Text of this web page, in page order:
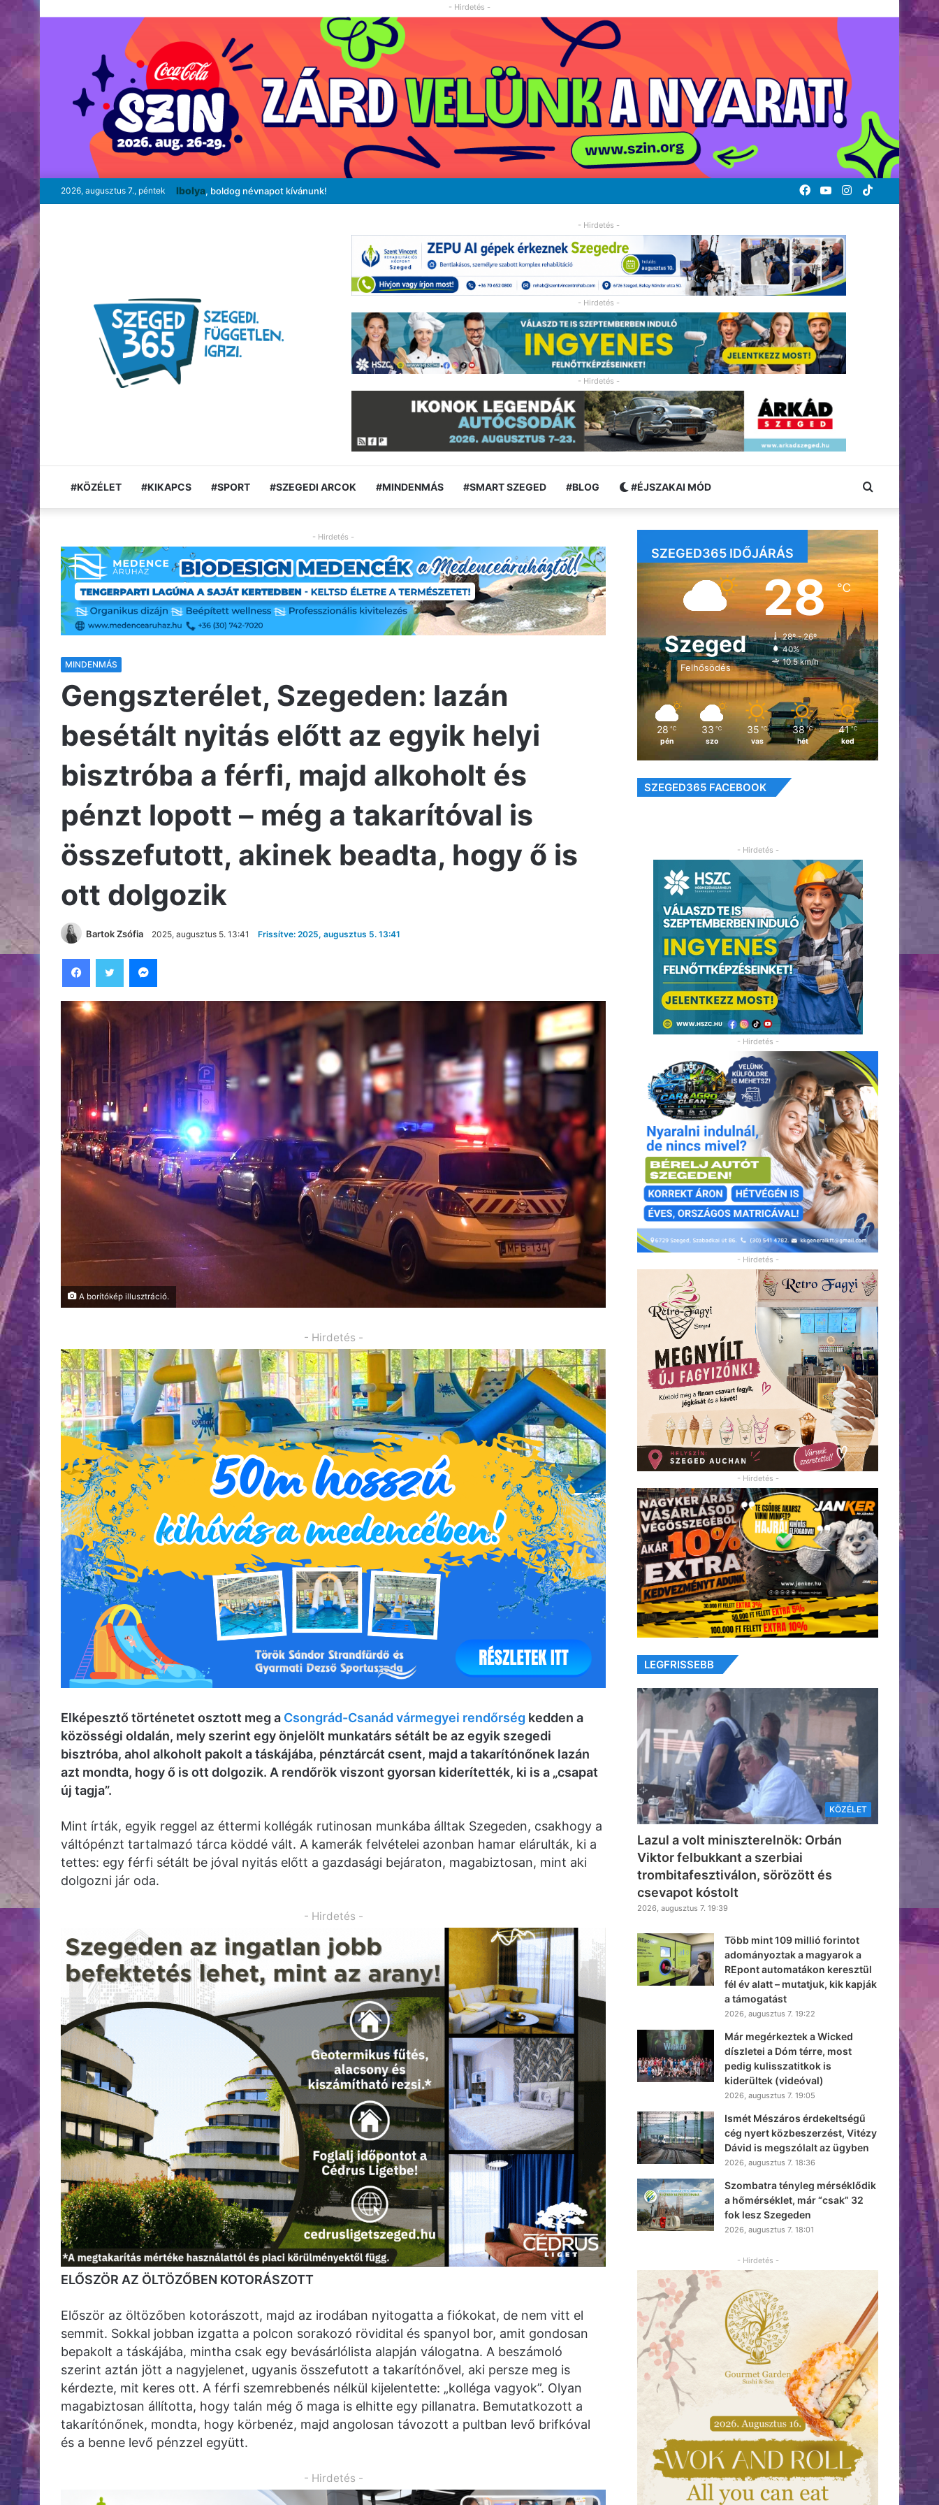
- Hirdetés -
2026, augusztus 7., péntek Ibolya, boldog névnapot kívánunk! TikTok
Instagram
YouTube
Facebook
- Hirdetés -
- Hirdetés -
- Hirdetés -
#KÖZÉLET #KIKAPCS #SPORT #SZEGEDI ARCOK #MINDENMÁS #SMART SZEGED #BLOG #ÉJSZAKAI MÓD Keresés:
- Hirdetés -
MINDENMÁS
Gengszterélet, Szegeden: lazán
besétált nyitás előtt az egyik helyi
bisztróba a férfi, majd alkoholt és
pénzt lopott – még a takarítóval is
összefutott, akinek beadta, hogy ő is
ott dolgozik
Bartok Zsófia 2025, augusztus 5. 13:41 Frissítve: 2025, augusztus 5. 13:41
A borítókép illusztráció.
- Hirdetés -
Elképesztő történetet osztott meg a Csongrád-Csanád vármegyei rendőrség kedden a
közösségi oldalán, mely szerint egy önjelölt munkatárs sétált be az egyik szegedi
bisztróba, ahol alkoholt pakolt a táskájába, pénztárcát csent, majd a takarítónőnek lazán
azt mondta, hogy ő is ott dolgozik. A rendőrök viszont gyorsan kiderítették, ki is a „csapat
új tagja”.
Mint írták, egyik reggel az éttermi kollégák rutinosan munkába álltak Szegeden, csakhogy a
váltópénzt tartalmazó tárca köddé vált. A kamerák felvételei azonban hamar elárulták, ki a
tettes: egy férfi sétált be jóval nyitás előtt a gazdasági bejáraton, magabiztosan, mint aki
dolgozni jár oda.
- Hirdetés -
ELŐSZÖR AZ ÖLTÖZŐBEN KOTORÁSZOTT
Először az öltözőben kotorászott, majd az irodában nyitogatta a fiókokat, de nem vitt el
semmit. Sokkal jobban izgatta a polcon sorakozó rövidital és spanyol bor, amit gondosan
bepakolt a táskájába, mintha csak egy bevásárlólista alapján válogatna. A beszámoló
szerint aztán jött a nagyjelenet, ugyanis összefutott a takarítónővel, aki persze meg is
kérdezte, mit keres ott. A férfi szemrebbenés nélkül kijelentette: „kolléga vagyok”. Olyan
magabiztosan állította, hogy talán még ő maga is elhitte egy pillanatra. Bemutatkozott a
takarítónőnek, mondta, hogy körbenéz, majd angolosan távozott a pultban levő brifkóval
és a benne levő pénzzel együtt.
- Hirdetés -
SZEGED365 IDŐJÁRÁS
Szeged
Felhősödés
28℃
28º - 26º
40%
10.5 km/h
28 ℃
pén
33 ℃
szo
35 ℃
vas
38 ℃
hét
41 ℃
ked
SZEGED365 FACEBOOK
- Hirdetés -
- Hirdetés -
- Hirdetés -
- Hirdetés -
LEGFRISSEBB
KÖZÉLET
Lazul a volt miniszterelnök: Orbán
Viktor felbukkant a szerbiai
trombitafesztiválon, sörözött és
csevapot kóstolt
2026, augusztus 7. 19:39
Több mint 109 millió forintot
adományoztak a magyarok a
REpont automatákon keresztül
fél év alatt – mutatjuk, kik kapják
a támogatást
2026, augusztus 7. 19:22
Már megérkeztek a Wicked
díszletei a Dóm térre, most
pedig kulisszatitkok is
kiderültek (videóval)
2026, augusztus 7. 19:05
Ismét Mészáros érdekeltségű
cég nyert közbeszerzést, Vitézy
Dávid is megszólalt az ügyben
2026, augusztus 7. 18:36
Szombatra tényleg mérséklődik
a hőmérséklet, már “csak” 32
fok lesz Szegeden
2026, augusztus 7. 18:01
- Hirdetés -